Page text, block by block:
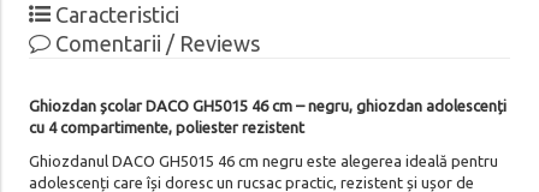
Caracteristici
Comentarii / Reviews
Ghiozdan școlar DACO GH5015 46 cm – negru, ghiozdan adolescenți
cu 4 compartimente, poliester rezistent
Ghiozdanul DACO GH5015 46 cm negru este alegerea ideală pentru
adolescenți care își doresc un rucsac practic, rezistent și ușor de